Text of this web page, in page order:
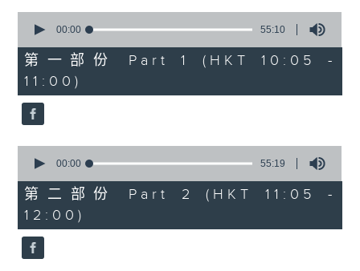
seconds
55
minutes,
10
seconds
00:00 55:10
第一部份 Part 1 (HKT 10:05 -
11:00)
seconds
55
minutes,
19
seconds
00:00 55:19
第二部份 Part 2 (HKT 11:05 -
12:00)